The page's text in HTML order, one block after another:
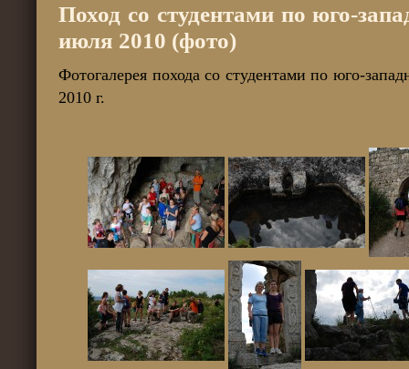
Поход со студентами по юго-
июля 2010 (фото)
Фотогалерея похода со студентами по юго-
2010 г.